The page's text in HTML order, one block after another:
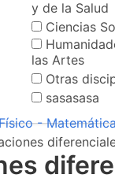
y de la Salud
Ciencias
las Artes
Otras
sasasasa
-